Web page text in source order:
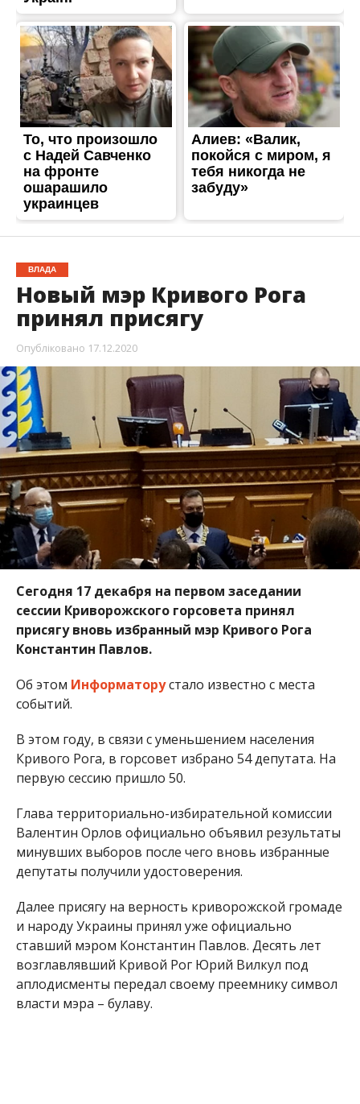
ВЛАДА
Новый мэр Кривого Рога
принял присягу
Опубліковано 17.12.2020
Сегодня 17 декабря на первом заседании
сессии Криворожского горсовета принял
присягу вновь избранный мэр Кривого Рога
Константин Павлов.
Об этом Информаторустало известно с места
событий.
В этом году, в связи с уменьшением населения
Кривого Рога, в горсовет избрано 54 депутата. На
первую сессию пришло 50.
Глава территориально-избирательной комиссии
Валентин Орлов официально объявил результаты
минувших выборов после чего вновь избранные
депутаты получили удостоверения.
Далее присягу на верность криворожской громаде
и народу Украины принял уже официально
ставший мэром Константин Павлов. Десять лет
возглавлявший Кривой Рог Юрий Вилкул под
аплодисменты передал своему преемнику символ
власти мэра – булаву.